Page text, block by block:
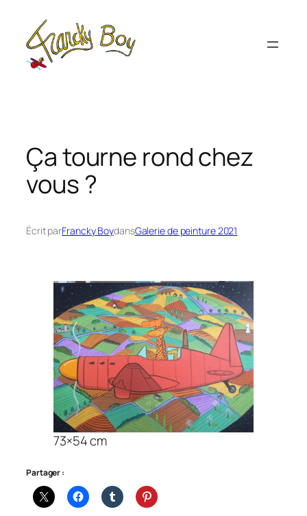
contenu
Ça tourne rond chez
vous ?
Écrit parFrancky BoydansGalerie de peinture 2021
73×54 cm
Partager :